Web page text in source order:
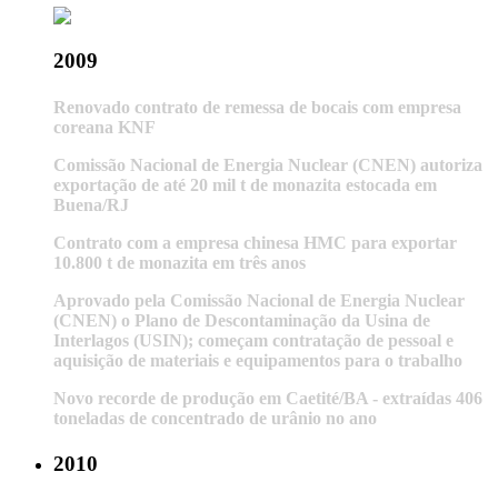
2009
Renovado contrato de remessa de bocais com empresa
coreana KNF
Comissão Nacional de Energia Nuclear (CNEN) autoriza
exportação de até 20 mil t de monazita estocada em
Buena/RJ
Contrato com a empresa chinesa HMC para exportar
10.800 t de monazita em três anos
Aprovado pela Comissão Nacional de Energia Nuclear
(CNEN) o Plano de Descontaminação da Usina de
Interlagos (USIN); começam contratação de pessoal e
aquisição de materiais e equipamentos para o trabalho
Novo recorde de produção em Caetité/BA - extraídas 406
toneladas de concentrado de urânio no ano
2010